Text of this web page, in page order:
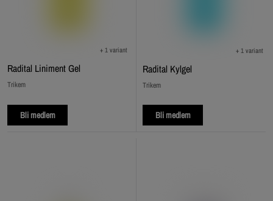
Radital Liniment Gel
+ 1 variant
Trikem
Bli medlem
Radital Kylgel
+ 1 variant
Trikem
Bli medlem